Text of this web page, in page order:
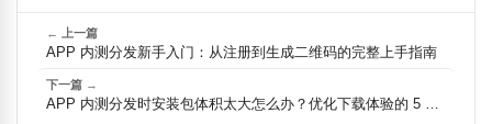
← 上一篇
APP 内测分发新手入门：从注册到生成二维码的完整上手指南
下一篇 →